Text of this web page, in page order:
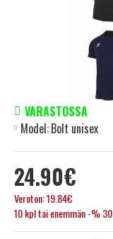
24.90€
Veroton: 19.84€
10 kpl tai enemmän -% 30
VARASTOSSA
Model:Bolt unisex